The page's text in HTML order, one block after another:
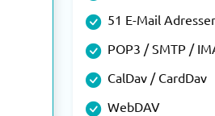
51 E-Mail
POP3 / SMTP /
CalDav / CardDav
WebDAV